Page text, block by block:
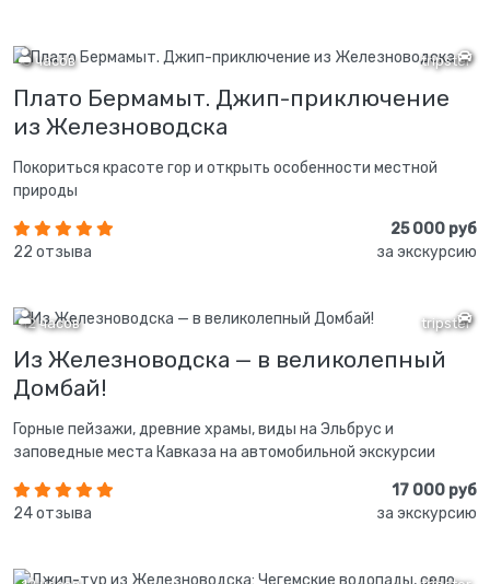
tripster
8 часов
Плато Бермамыт. Джип-приключение
из Железноводска
Покориться красоте гор и открыть особенности местной
природы
22 отзыва
25 000 руб
за экскурсию
tripster
12 часов
Из Железноводска — в великолепный
Домбай!
Горные пейзажи, древние храмы, виды на Эльбрус и
заповедные места Кавказа на автомобильной экскурсии
24 отзыва
17 000 руб
за экскурсию